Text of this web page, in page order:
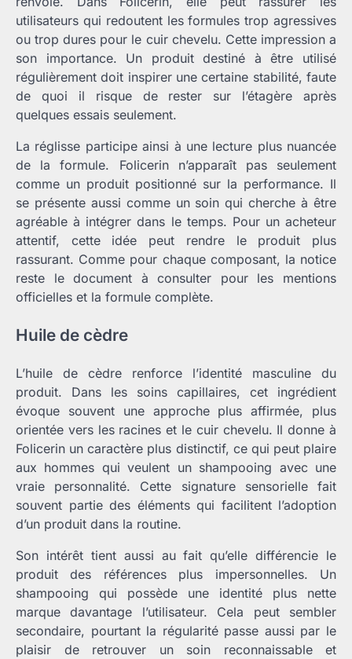
utilisateurs qui redoutent les formules trop agressives
ou trop dures pour le cuir chevelu. Cette impression a
son importance. Un produit destiné à être utilisé
régulièrement doit inspirer une certaine stabilité, faute
de quoi il risque de rester sur l’étagère après
quelques essais seulement.
La réglisse participe ainsi à une lecture plus nuancée
de la formule. Folicerin n’apparaît pas seulement
comme un produit positionné sur la performance. Il
se présente aussi comme un soin qui cherche à être
agréable à intégrer dans le temps. Pour un acheteur
attentif, cette idée peut rendre le produit plus
rassurant. Comme pour chaque composant, la notice
reste le document à consulter pour les mentions
officielles et la formule complète.
Huile de cèdre
L’huile de cèdre renforce l’identité masculine du
produit. Dans les soins capillaires, cet ingrédient
évoque souvent une approche plus affirmée, plus
orientée vers les racines et le cuir chevelu. Il donne à
Folicerin un caractère plus distinctif, ce qui peut plaire
aux hommes qui veulent un shampooing avec une
vraie personnalité. Cette signature sensorielle fait
souvent partie des éléments qui facilitent l’adoption
d’un produit dans la routine.
Son intérêt tient aussi au fait qu’elle différencie le
produit des références plus impersonnelles. Un
shampooing qui possède une identité plus nette
marque davantage l’utilisateur. Cela peut sembler
secondaire, pourtant la régularité passe aussi par le
plaisir de retrouver un soin reconnaissable et